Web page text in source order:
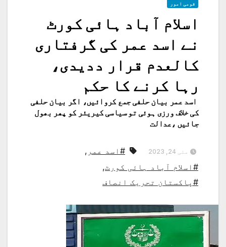
قومی امور
اسلام آباد ہائی کورٹ
نے اسد عمر کی گرفتاری
کالعدم قرار ددیدی،
رہا کرنے کا حکم
اسد عمر بیان حلفی جمع کروائیں، اگر بیان حلفی
کی خلاف ورزی ہوئی تو سیاسی کیریئر کو پھر بھول
جائیں ،عدالت
مئی 24, 2023 #اسد عمر ,
#اسلام آباد ہائی کورٹ,
#پاکستان تحریک انصاف